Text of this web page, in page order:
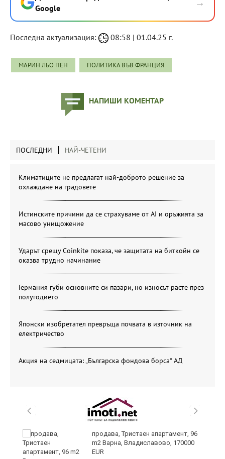
Google
Последна актуализация: 08:58 | 01.04.25 г.
МАРИН ЛЬО ПЕН ПОЛИТИКА ВЪВ ФРАНЦИЯ
НАПИШИ КОМЕНТАР
ПОСЛЕДНИ НАЙ-ЧЕТЕНИ
Климатиците не предлагат най-доброто решение за
охлаждане на градовете
Истинските причини да се страхуваме от AI и оръжията за
масово унищожение
Ударът срещу Coinkite показа, че защитата на биткойн се
оказва трудно начинание
Германия губи основните си пазари, но износът расте през
полугодието
Японски изобретател превръща почвата в източник на
електричество
Акция на седмицата: „Българска фондова борса“ АД
продава, Тристаен апартамент, 96
m2 Варна, Владиславово, 170000
EUR